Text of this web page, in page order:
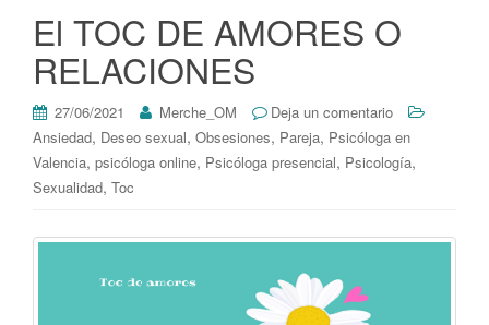
El TOC DE AMORES O
RELACIONES
27/06/2021 Merche_OM
Deja un comentario
Ansiedad, Deseo sexual, Obsesiones, Pareja, Psicóloga en
Valencia, psicóloga online, Psicóloga presencial, Psicología,
Sexualidad, Toc